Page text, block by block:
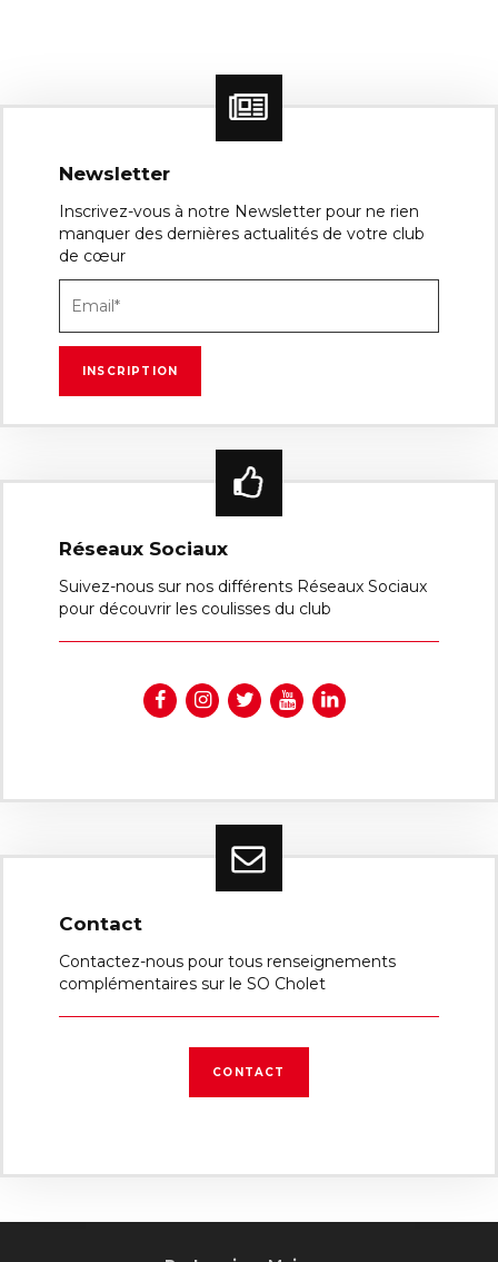
Newsletter
Inscrivez-vous à notre Newsletter pour ne rien
manquer des dernières actualités de votre club
de cœur
Réseaux Sociaux
Suivez-nous sur nos différents Réseaux Sociaux
pour découvrir les coulisses du club
Contact
Contactez-nous pour tous renseignements
complémentaires sur le SO Cholet
CONTACT